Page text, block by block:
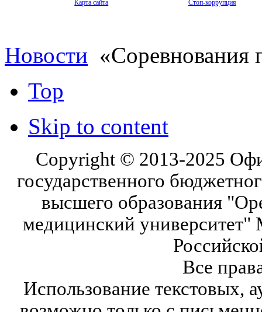
Карта сайта Стоп-коррупция
Новости «Соревнования
Top
Skip to content
Copyright © 2013-2025
государственного
высшего образования
медицинский университет"
Все
Использование текстовых,